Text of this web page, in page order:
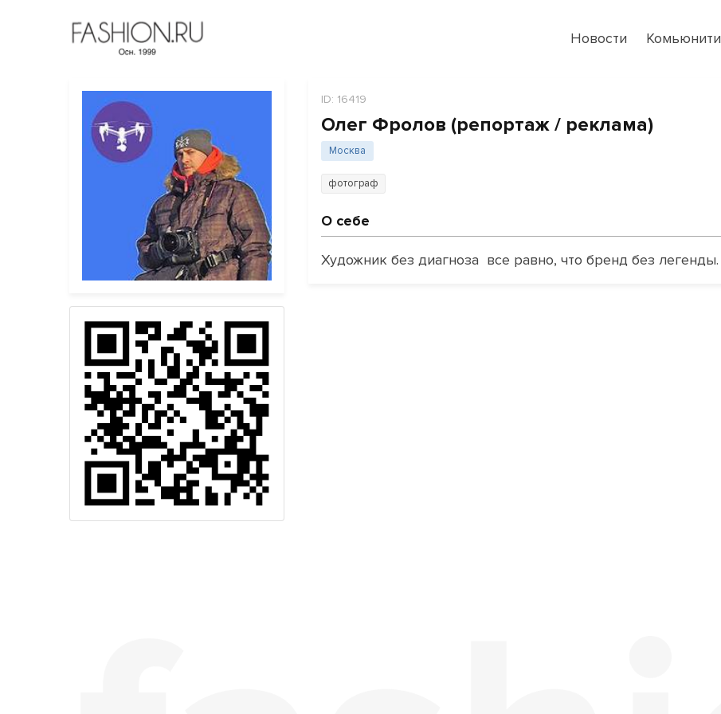
Новости Комьюнити
ID: 16419
Олег Фролов (репортаж / реклама)
Москва
фотограф
О себе
Художник без диагноза все равно, что бренд без легенды.